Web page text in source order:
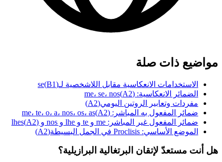
مواضيع ذات صلة
الاستخدامات الانعكاسية مقابل اللاشخصية لـse (B1)
الضمائر الانعكاسية: me، se، nos
(A2)
مفردات وتعابير الروتين اليومي(
A2
)
ضمائر المفعول به المباشر: me، te، o، a، nos، os، as
(A2)
ضمائر المفعول غير المباشر: me و te و lhe و nos و lhes
(A2)
الموضع الأساسي: Proclisis في الجمل البسيطة
(
A2
)
هل أنت مستعدّ لإتقان البرتغالية البرازيلية؟